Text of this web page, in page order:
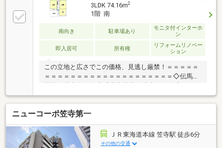
3LDK 74.16m2
1階 南
南向き 駐車場あり
モニタ付インターホ
ン
即入居可 所有権
リフォームリノベー
ション
この立地と広さでこの価格、見逃し厳禁！＝＝＝＝＝
＝＝＝＝＝＝＝＝＝＝＝＝＝＝＝＝＝＝＝＝◇伝馬小
ース新郊通店：徒歩約12分◇川本眼科：徒歩約7分◇
呼続公園：徒歩約8分「専用庭付き・南向き1階3LDK」
◆3沿線以上利用可！◆生活施設も徒歩圏内＝＝＝＝
＝＝＝＝＝＝＝＝＝＝＝＝＝＝＝＝＝＝＝＝＝＼見る
だけ聞くだけOK／資金効率が良くなるローンの組み方
教えます。ネット未公開、水面下情報多数あります。
ニューコーポ笠寺第一
ＪＲ東海道本線 笠寺駅 徒歩6分
その他の交通